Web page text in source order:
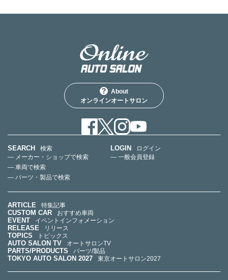
About
オンラインオートサロン
SEARCH
検索
— メーカー・ショップで検索
— 車両で検索
— パーツ・製品で検索
LOGIN
ログイン
— 一般会員登録
ARTICLE 特集記事
CUSTOM CAR おすすめ車両
EVENT イベントインフォメーション
RELEASE リリース
TOPICS トピックス
AUTO SALON TV オートサロンTV
PARTS/PRODUCTS パーツ/製品
TOKYO AUTO SALON 2027 東京オートサロン2027